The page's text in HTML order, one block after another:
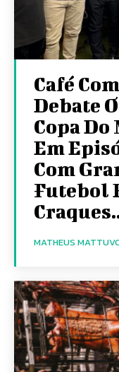
Café
Debate
Copa Do
Em
Com
Futebol
MATHEUS